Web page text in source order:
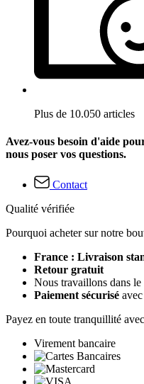
Plus de 10.050 articles
Avez-vous besoin d'aide
nous poser vos questions.
Contact
Qualité vérifiée
Pourquoi acheter sur notre
France : Livraison
Retour gratuit
Nous travaillons dans le
Paiement sécurisé
Payez en toute tranquillité avec
Virement bancaire